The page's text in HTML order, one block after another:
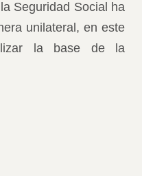
Seguridad Social ha
unilateral, en este
la base de la